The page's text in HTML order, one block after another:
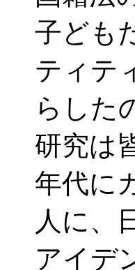
子ども
ティテ
らした
研究は
年代に
人に、
アイデ